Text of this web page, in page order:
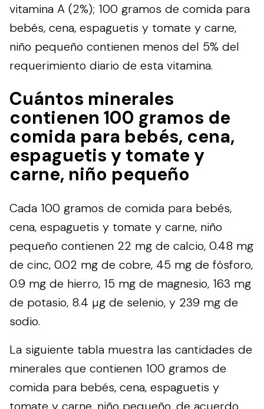
vitamina A (2%); 100 gramos de comida para
bebés, cena, espaguetis y tomate y carne,
niño pequeño contienen menos del 5% del
requerimiento diario de esta vitamina.
Cuántos minerales
contienen 100 gramos de
comida para bebés, cena,
espaguetis y tomate y
carne, niño pequeño
Cada 100 gramos de comida para bebés,
cena, espaguetis y tomate y carne, niño
pequeño contienen 22 mg de calcio, 0.48 mg
de cinc, 0.02 mg de cobre, 45 mg de fósforo,
0.9 mg de hierro, 15 mg de magnesio, 163 mg
de potasio, 8.4 µg de selenio, y 239 mg de
sodio.
La siguiente tabla muestra las cantidades de
minerales que contienen 100 gramos de
comida para bebés, cena, espaguetis y
tomate y carne, niño pequeño, de acuerdo